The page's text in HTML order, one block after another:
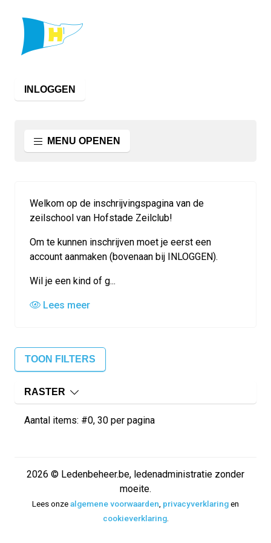
INLOGGEN
MENU OPENEN
Welkom op de inschrijvingspagina van de
zeilschool van Hofstade Zeilclub!
Om te kunnen inschrijven moet je eerst een
account aanmaken (bovenaan bij INLOGGEN).
Wil je een kind of g...
Lees meer
TOON FILTERS
RASTER
Aantal items: #0, 30 per pagina
2026 © Ledenbeheer.be, ledenadministratie zonder
moeite.
Lees onzealgemene voorwaarden privacyverklaringen
cookieverklaring.